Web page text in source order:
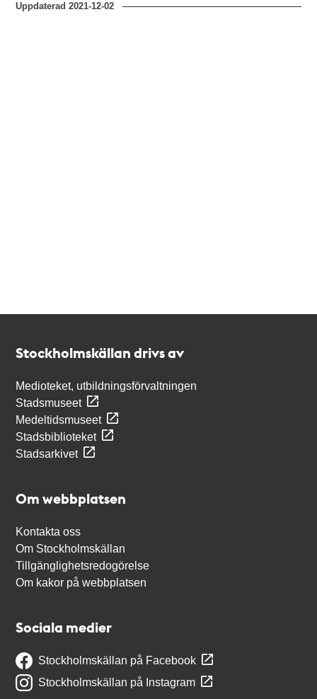
Uppdaterad2021-12-02
Stockholmskällan drivs av
Medioteket, utbildningsförvaltningen
Stadsmuseet
Medeltidsmuseet
Stadsbiblioteket
Stadsarkivet
Om webbplatsen
Kontakta oss
Om Stockholmskällan
Tillgänglighetsredogörelse
Om kakor på webbplatsen
Sociala medier
Stockholmskällan på Facebook
Stockholmskällan på Instagram